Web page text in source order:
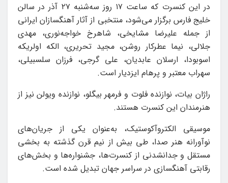
در این کنسرت که ساعت ۱۷ روز سه‌شنبه ۲۷ آذر در سالن
خلیج فارس برگزار می‌شود، منتخبی از آثار آهنگسازان ایرانی
از جمله علیرضا مشایخی، شاهرخ خواجه‌نوری، مهدی
جلالی، نیما عطرکار روشن، مجید تحریری، الکه اولریکه
اسوبودا، ارسلان عابدیان، علی گرجی، فرزان سلسبیلی،
سهراب معتبر و پرهام ایزدیار است.
راژان بیات، نوازنده فلوت و فرمهر بیگلو، نوازنده ویولن نیز از
هنرمندان این کنسرت هستند.
موسیقی الکتروآکوستیک، به‌عنوان یکی از جریان‌های
نوآورانه هنر صدا، طی بیش از نیم قرن گذشته به بخشی
مستقل و جدانشدنی از کنسرت‌ها، جشنواره‌ها و بخش‌های
رقابتی آهنگسازی در سراسر جهان تبدیل شده است.